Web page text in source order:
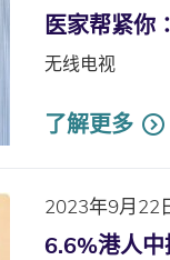
医家帮紧你
无线电视
了解更多
2023年9月22
6.6%港人